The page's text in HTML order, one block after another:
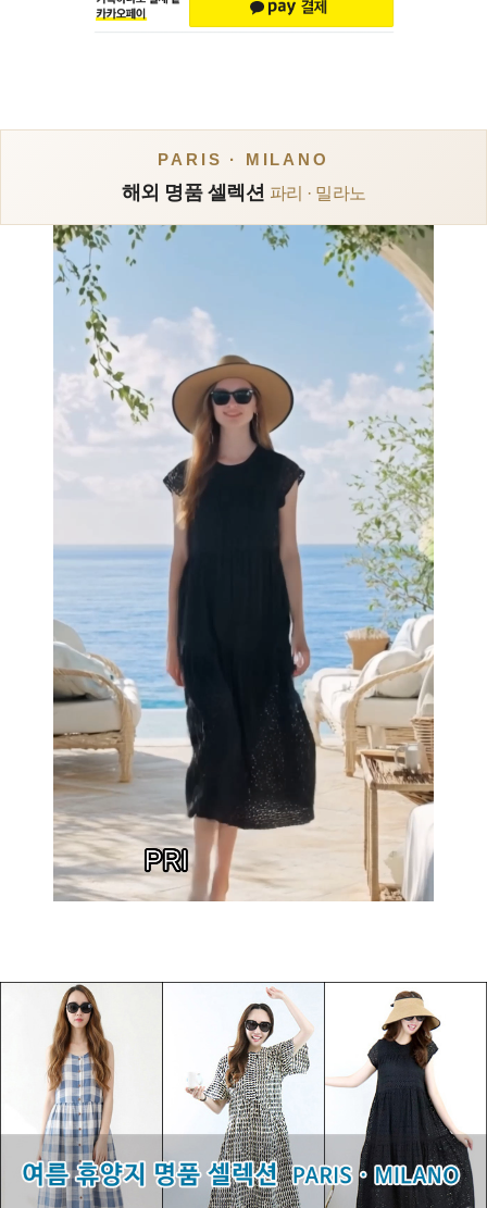
PARIS · MILANO
해외 명품 셀렉션 파리 · 밀라노